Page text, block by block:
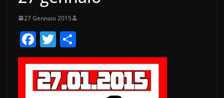
27 Gennaio 2015
F
a
c
e
T
w
itt
er
o
n
di